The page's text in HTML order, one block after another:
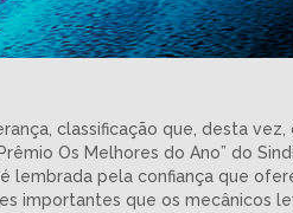
classificação que, desta vez,
Os Melhores do Ano” do
lembrada pela confiança que
importantes que os mecânicos